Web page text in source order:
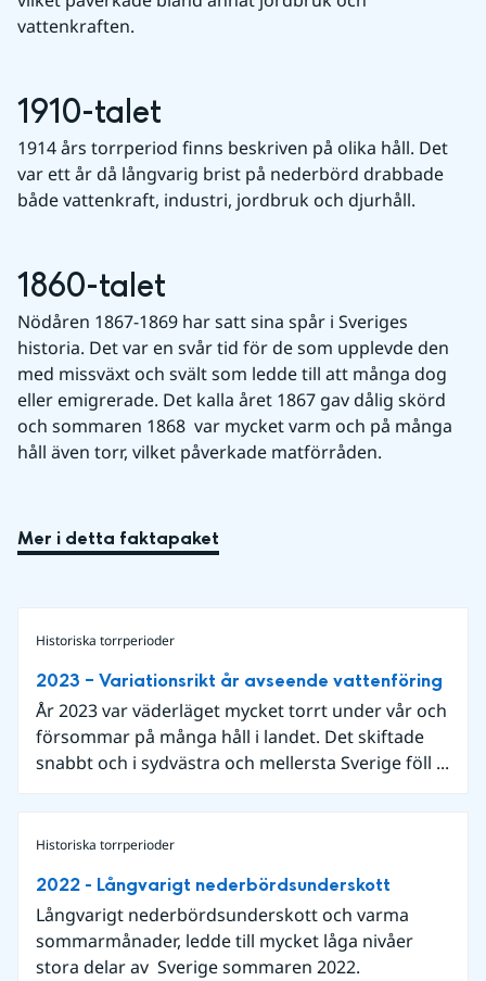
vattenkraften.
1910-talet
1914 års torrperiod finns beskriven på olika håll. Det
var ett år då långvarig brist på nederbörd drabbade
både vattenkraft, industri, jordbruk och djurhåll.
1860-talet
Nödåren 1867-1869 har satt sina spår i Sveriges
historia. Det var en svår tid för de som upplevde den
med missväxt och svält som ledde till att många dog
eller emigrerade. Det kalla året 1867 gav dålig skörd
och sommaren 1868  var mycket varm och på många
håll även torr, vilket påverkade matförråden.
Mer i detta faktapaket
Historiska torrperioder
2023 – Variationsrikt år avseende vattenföring
År 2023 var väderläget mycket torrt under vår och
försommar på många håll i landet. Det skiftade
snabbt och i sydvästra och mellersta Sverige föll ...
Historiska torrperioder
2022 - Långvarigt nederbördsunderskott
Långvarigt nederbördsunderskott och varma
sommarmånader, ledde till mycket låga nivåer
stora delar av Sverige sommaren 2022.